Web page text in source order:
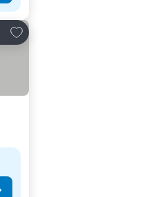
Adicionar aos favoritos